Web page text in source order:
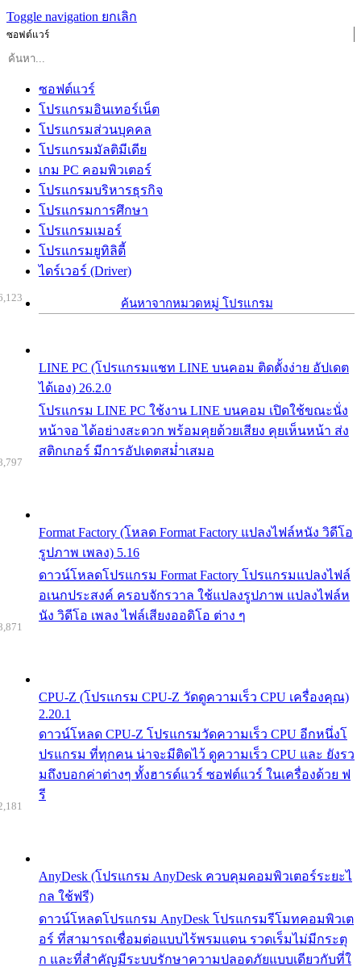
Toggle navigation ยกเลิก
ซอฟต์แวร์
ซอฟต์แวร์
โปรแกรมอินเทอร์เน็ต
โปรแกรมส่วนบุคคล
โปรแกรมมัลติมีเดีย
เกม PC คอมพิวเตอร์
โปรแกรมบริหารธุรกิจ
โปรแกรมการศึกษา
โปรแกรมเมอร์
โปรแกรมยูทิลิตี้
ไดร์เวอร์ (Driver)
ค้นหาจากหมวดหมู่ โปรแกรม
LINE PC (โปรแกรมแชท LINE บนคอม ติดตั้งง่าย อัปเดต
ได้เอง) 26.2.0
โปรแกรม LINE PC ใช้งาน LINE บนคอม เปิดใช้ขณะนั่ง
หน้าจอ ได้อย่างสะดวก พร้อมคุยด้วยเสียง คุยเห็นหน้า ส่ง
สติกเกอร์ มีการอัปเดตสม่ำเสมอ
Format Factory (โหลด Format Factory แปลงไฟล์หนัง วิดีโอ
รูปภาพ เพลง) 5.16
ดาวน์โหลดโปรแกรม Format Factory โปรแกรมแปลงไฟล์
อเนกประสงค์ ครอบจักรวาล ใช้แปลงรูปภาพ แปลงไฟล์ห
นัง วิดีโอ เพลง ไฟล์เสียงออดิโอ ต่าง ๆ
CPU-Z (โปรแกรม CPU-Z วัดดูความเร็ว CPU เครื่องคุณ)
2.20.1
ดาวน์โหลด CPU-Z โปรแกรมวัดความเร็ว CPU อีกหนึ่งโ
ปรแกรม ที่ทุกคน น่าจะมีติดไว้ ดูความเร็ว CPU และ ยังรว
มถึงบอกค่าต่างๆ ทั้งฮารด์แวร์ ซอฟต์แวร์ ในเครื่องด้วย ฟ
รี
AnyDesk (โปรแกรม AnyDesk ควบคุมคอมพิวเตอร์ระยะไ
กล ใช้ฟรี)
ดาวน์โหลดโปรแกรม AnyDesk โปรแกรมรีโมทคอมพิวเต
อร์ ที่สามารถเชื่อมต่อแบบไร้พรมแดน รวดเร็มไม่มีกระตุ
ก และที่สำคัญมีระบบรักษาความปลอดภัยแบบเดียวกับที่ใ